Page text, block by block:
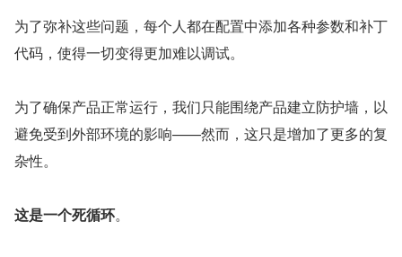
为了弥补这些问题，每个人都在配置中添加各种参数和补丁
代码，使得一切变得更加难以调试。
为了确保产品正常运行，我们只能围绕产品建立防护墙，以
避免受到外部环境的影响——然而，这只是增加了更多的复
杂性。
这是一个死循环。